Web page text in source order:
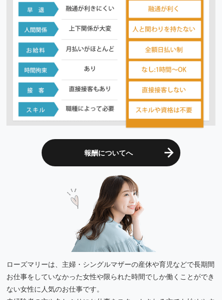
報酬についてへ
ローズマリーは、主婦・シングルマザーの産休や育児などで長期間
お仕事をしていなかった女性や限られた時間でしか働くことができ
ない女性に人気のお仕事です。